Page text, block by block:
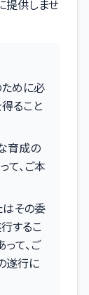
提供しませ
めに必
ること
育成の
、ご本
その委
するこ
て、ご
遂行に